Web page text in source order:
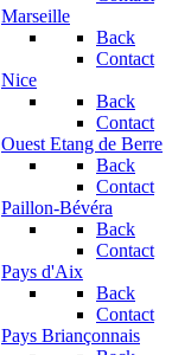
Marseille
Back
Contact
Nice
Back
Contact
Ouest Etang de Berre
Back
Contact
Paillon-Bévéra
Back
Contact
Pays d'Aix
Back
Contact
Pays Briançonnais